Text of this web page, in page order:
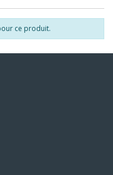
ce produit.